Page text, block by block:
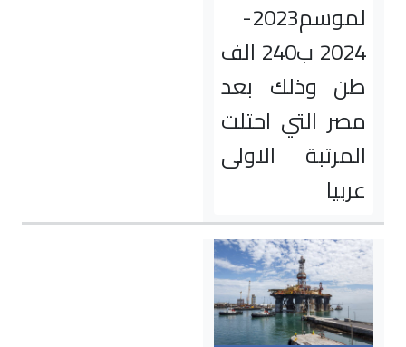
لموسم2023-
2024 ب240 الف
طن وذلك بعد
مصر التي احتلت
المرتبة الاولى
عربيا